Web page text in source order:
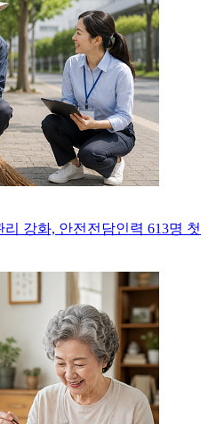
강화, 안전전담인력 613명 첫